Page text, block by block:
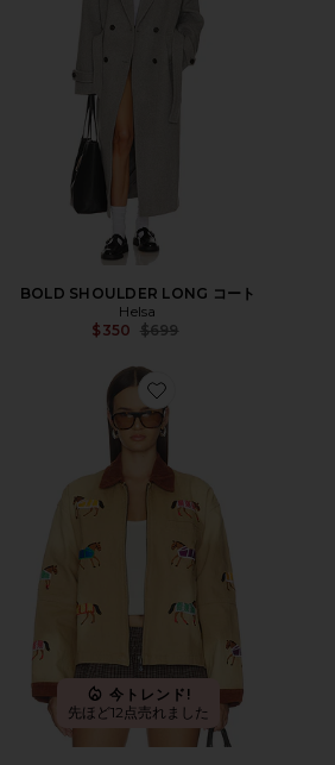
BOLD SHOULDER LONG コート
Helsa
$350 Previous price:
$699
Favorite LARIAT ジャケット
今トレンド!
先ほど12点売れました